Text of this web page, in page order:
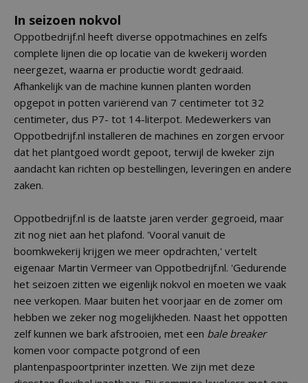
In seizoen nokvol
Oppotbedrijf.nl heeft diverse oppotmachines en zelfs
complete lijnen die op locatie van de kwekerij worden
neergezet, waarna er productie wordt gedraaid.
Afhankelijk van de machine kunnen planten worden
opgepot in potten variërend van 7 centimeter tot 32
centimeter, dus P7- tot 14-literpot. Medewerkers van
Oppotbedrijf.nl installeren de machines en zorgen ervoor
dat het plantgoed wordt gepoot, terwijl de kweker zijn
aandacht kan richten op bestellingen, leveringen en andere
zaken.
Oppotbedrijf.nl is de laatste jaren verder gegroeid, maar
zit nog niet aan het plafond. 'Vooral vanuit de
boomkwekerij krijgen we meer opdrachten,' vertelt
eigenaar Martin Vermeer van Oppotbedrijf.nl. 'Gedurende
het seizoen zitten we eigenlijk nokvol en moeten we vaak
nee verkopen. Maar buiten het voorjaar en de zomer om
hebben we zeker nog mogelijkheden. Naast het oppotten
zelf kunnen we bark afstrooien, met een bale breaker
komen voor compacte potgrond of een
plantenpaspoortprinter inzetten. We zijn met deze